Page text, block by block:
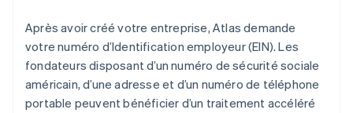
Après avoir créé votre entreprise, Atlas demande
votre numéro d’Identification employeur (EIN). Les
fondateurs disposant d’un numéro de sécurité sociale
américain, d’une adresse et d’un numéro de téléphone
portable peuvent bénéficier d’un traitement accéléré